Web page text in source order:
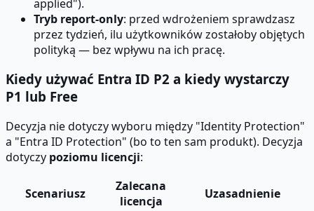
applied").
Tryb report-only: przed wdrożeniem sprawdzasz
przez tydzień, ilu użytkowników zostałoby objętych
polityką — bez wpływu na ich pracę.
Kiedy używać Entra ID P2 a kiedy wystarczy
P1 lub Free
Decyzja nie dotyczy wyboru między "Identity Protection"
a "Entra ID Protection" (bo to ten sam produkt). Decyzja
dotyczy poziomu licencji:
Scenariusz
Zalecana
licencja
Uzasadnienie